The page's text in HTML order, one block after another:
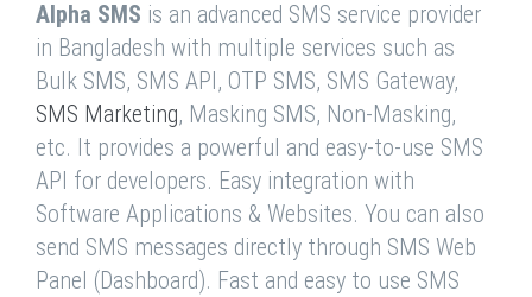
Alpha SMS is an advanced SMS service provider
in Bangladesh with multiple services such as
Bulk SMS, SMS API, OTP SMS, SMS Gateway,
SMS Marketing, Masking SMS, Non-Masking,
etc. It provides a powerful and easy-to-use SMS
API for developers. Easy integration with
Software Applications & Websites. You can also
send SMS messages directly through SMS Web
Panel (Dashboard). Fast and easy to use SMS